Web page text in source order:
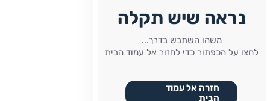
נראה שיש תקלה
משהו השתבש בדרך...
לחצו על הכפתור כדי לחזור אל עמוד הבית
חזרה אל עמוד
הבית